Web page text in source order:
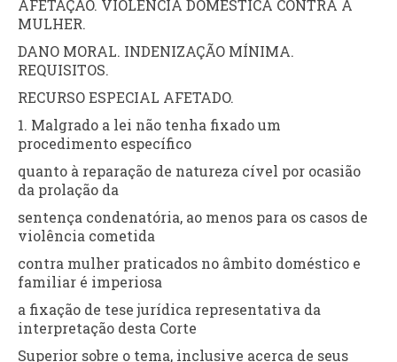
AFETAÇÃO. VIOLÊNCIA DOMÉSTICA CONTRA A
MULHER.
DANO MORAL. INDENIZAÇÃO MÍNIMA.
REQUISITOS.
RECURSO ESPECIAL AFETADO.
1. Malgrado a lei não tenha fixado um
procedimento específico
quanto à reparação de natureza cível por ocasião
da prolação da
sentença condenatória, ao menos para os casos de
violência cometida
contra mulher praticados no âmbito doméstico e
familiar é imperiosa
a fixação de tese jurídica representativa da
interpretação desta Corte
Superior sobre o tema, inclusive acerca de seus